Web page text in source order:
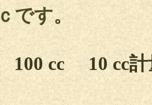
です。
100 cc 10 cc